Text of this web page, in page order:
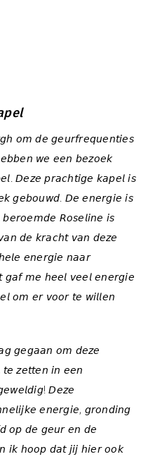
𝘰𝘮 𝘥𝘦 𝘨𝘦𝘶𝘳𝘧𝘳𝘦𝘲𝘶𝘦𝘯𝘵𝘪𝘦𝘴
𝘸𝘦 𝘦𝘦𝘯 𝘣𝘦𝘻𝘰𝘦𝘬
𝘋𝘦𝘻𝘦 𝘱𝘳𝘢𝘤𝘩𝘵𝘪𝘨𝘦 𝘬𝘢𝘱𝘦𝘭 𝘪𝘴
𝘨𝘦𝘣𝘰𝘶𝘸𝘥. 𝘋𝘦 𝘦𝘯𝘦𝘳𝘨𝘪𝘦 𝘪𝘴
𝘙𝘰𝘴𝘦𝘭𝘪𝘯𝘦 𝘪𝘴
𝘥𝘦 𝘬𝘳𝘢𝘤𝘩𝘵 𝘷𝘢𝘯 𝘥𝘦𝘻𝘦
𝘦𝘯𝘦𝘳𝘨𝘪𝘦 𝘯𝘢𝘢𝘳
𝘮𝘦 𝘩𝘦𝘦𝘭 𝘷𝘦𝘦𝘭 𝘦𝘯𝘦𝘳𝘨𝘪𝘦
𝘰𝘮 𝘦𝘳 𝘷𝘰𝘰𝘳 𝘵𝘦 𝘸𝘪𝘭𝘭𝘦𝘯
𝘨𝘦𝘨𝘢𝘢𝘯 𝘰𝘮 𝘥𝘦𝘻𝘦
𝘻𝘦𝘵𝘵𝘦𝘯 𝘪𝘯 𝘦𝘦𝘯
𝘋𝘦𝘻𝘦
𝘦𝘯𝘦𝘳𝘨𝘪𝘦, 𝘨𝘳𝘰𝘯𝘥𝘪𝘯𝘨
𝘰𝘱 𝘥𝘦 𝘨𝘦𝘶𝘳 𝘦𝘯 𝘥𝘦
𝘩𝘰𝘰𝘱 𝘥𝘢𝘵 𝘫𝘪𝘫 𝘩𝘪𝘦𝘳 𝘰𝘰𝘬